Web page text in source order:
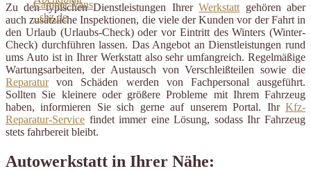
Zu den typischen Dienstleistungen IhrerWerkstatt gehören aber
auch zusätzliche Inspektionen, die viele der Kunden vor der Fahrt in
den Urlaub (Urlaubs-Check) oder vor Eintritt des Winters (Winter-
Check) durchführen lassen. Das Angebot an Dienstleistungen rund
ums Auto ist in Ihrer Werkstatt also sehr umfangreich. Regelmäßige
Wartungsarbeiten, der Austausch von Verschleißteilen sowie die
Reparaturvon Schäden werden von Fachpersonal ausgeführt.
Sollten Sie kleinere oder größere Probleme mit Ihrem Fahrzeug
haben, informieren Sie sich gerne auf unserem Portal. Ihr Kfz-
Reparatur-Service findet immer eine Lösung, sodass Ihr Fahrzeug
stets fahrbereit bleibt.
Autowerkstatt in Ihrer Nähe: